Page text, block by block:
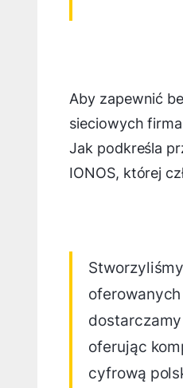
Aby zapewnić
sieciowych
Jak podkreśla
IONOS, której
oferując
cyfrową